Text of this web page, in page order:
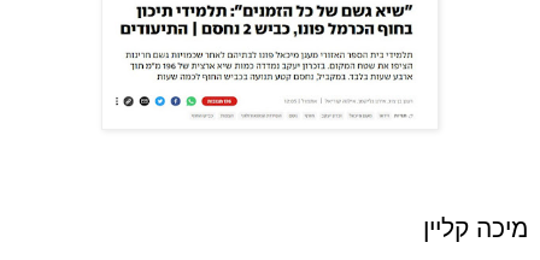
מיכה קליין